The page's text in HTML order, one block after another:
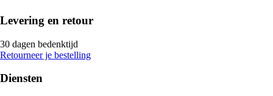
Levering en retour
30 dagen bedenktijd
Retourneer je bestelling
Diensten